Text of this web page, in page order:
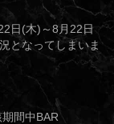
日(木)～8月22日
となってしまいま
間中BAR